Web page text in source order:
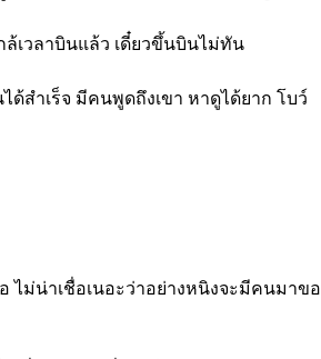
ล้เวลาบินแล้ว เดี๋ยวขึ้นบินไม่ทัน
ด้สำเร็จ มีคนพูดถึงเขา หาดูได้ยาก โบว์
ไม่น่าเชื่อเนอะว่าอย่างหนิงจะมีคนมาขอ